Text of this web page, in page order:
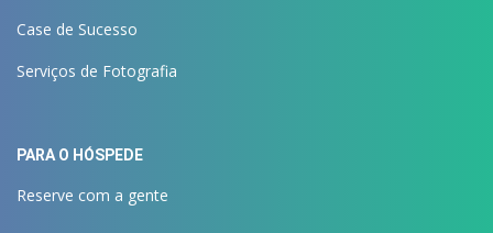
Case de Sucesso
Serviços de Fotografia
PARA O HÓSPEDE
Reserve com a gente